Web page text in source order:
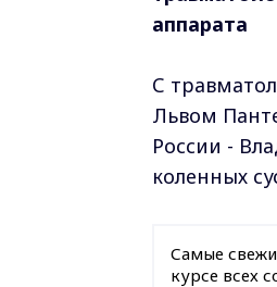
аппарата
С
Львом
России -
коленных
Самые
курсе всех